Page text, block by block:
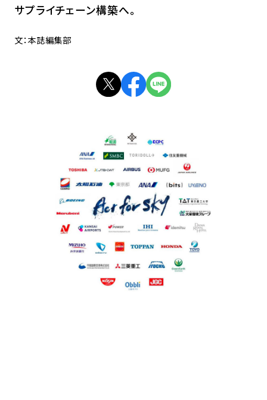
サプライチェーン構築へ。
文：本誌編集部